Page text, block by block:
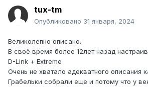
tux-tm
Опубликовано 31 января, 2024
Великолепно описано.
В своё время более 12лет назад
D-Link + Extreme
Очень не хватало адекватного описания
Грабельки собрали еще и потому что у